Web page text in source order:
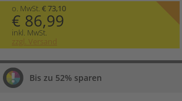
o. MwSt. € 73,10
€ 86,99
inkl. MwSt.
zzgl. Versand
Bis zu 52% sparen